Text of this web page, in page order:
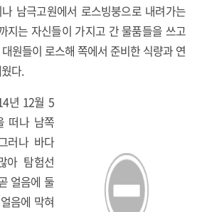
남극고원에서 로스빙붕으로 내려가는
지는 자신들이 가지고 간 물품들을 쓰고
원들이 로스해 쪽에서 준비한 식량과 연
다.
년 12월 5
떠나 남쪽
러나 바다
아 탐험선
얼음에 둘
음에 막혀